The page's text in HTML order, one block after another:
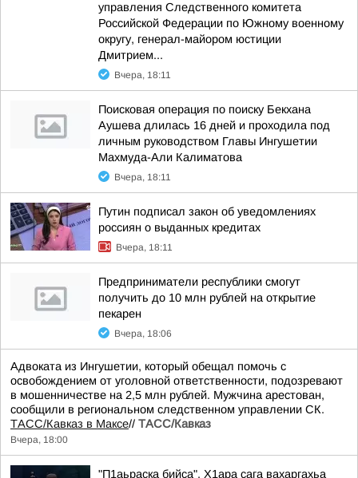
управления Следственного комитета
Российской Федерации по Южному военному
округу, генерал-майором юстиции
Дмитрием...
Вчера, 18:11
Поисковая операция по поиску Бекхана
Аушева длилась 16 дней и проходила под
личным руководством Главы Ингушетии
Махмуда-Али Калиматова
Вчера, 18:11
Путин подписал закон об уведомлениях
россиян о выданных кредитах
Вчера, 18:11
Предприниматели республики смогут
получить до 10 млн рублей на открытие
пекарен
Вчера, 18:06
Адвоката из Ингушетии, который обещал помочь с
освобождением от уголовной ответственности, подозревают
в мошенничестве на 2,5 млн рублей. Мужчина арестован,
сообщили в региональном следственном управлении СК.
ТАСС/Кавказ в Максе// ТАСС/Кавказ
Вчера, 18:00
"П1аьраска бийса". Х1ара сага вахаргахьа